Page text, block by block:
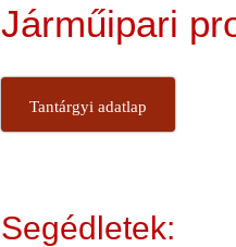
Járműipari
Tantárgyi adatlap
Segédletek: